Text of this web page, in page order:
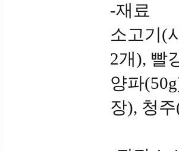
-재료
소고기(
2개), 빨
양파
장), 청